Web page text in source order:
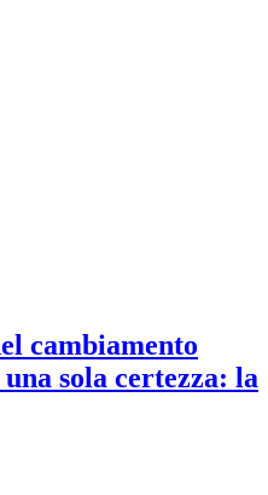
cambiamento
sola certezza: la